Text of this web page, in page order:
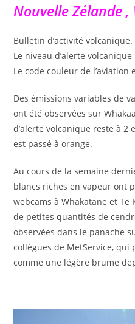
Nouvelle Zélande
Bulletin d’activité
Le niveau d’alerte volcanique
Le code couleur de l’aviation
Des émissions variables de
ont été observées sur
d’alerte volcanique reste à 2
est passé à orange.
Au cours de la semaine
blancs riches en vapeur ont
webcams à Whakatāne et Te
de petites quantités de
observées dans le panache
collègues de MetService,
comme une légère brume